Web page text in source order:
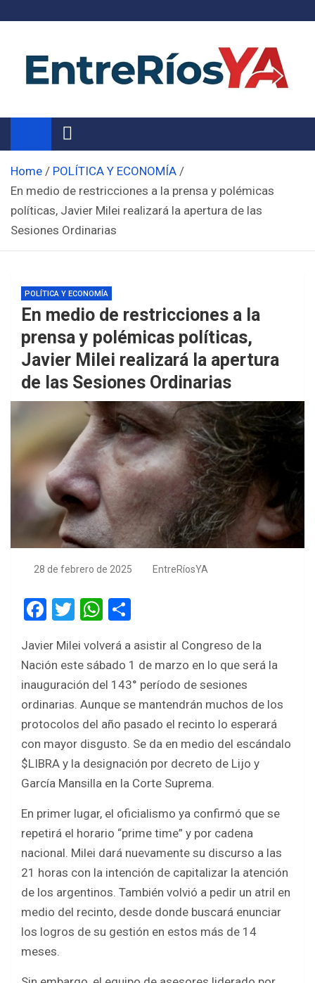
Noticias de Entre Ríos
Información de toda la provincia ahora
Home
POLÍTICA Y ECONOMÍA
En medio de restricciones a la prensa y polémicas
políticas, Javier Milei realizará la apertura de las
Sesiones Ordinarias
POLÍTICA Y ECONOMÍA
En medio de restricciones a la
prensa y polémicas políticas,
Javier Milei realizará la apertura
de las Sesiones Ordinarias
28 de febrero de 2025 EntreRíosYA
F
ce
b
o
o
k
T
tt
er
W
at
s
A
p
p
ar
e
Javier Milei volverá a asistir al Congreso de la
Nación este sábado 1 de marzo en lo que será la
inauguración del 143° período de sesiones
ordinarias. Aunque se mantendrán muchos de los
protocolos del año pasado el recinto lo esperará
con mayor disgusto. Se da en medio del escándalo
$LIBRA y la designación por decreto de Lijo y
García Mansilla en la Corte Suprema.
En primer lugar, el oficialismo ya confirmó que se
repetirá el horario “prime time” y por cadena
nacional. Milei dará nuevamente su discurso a las
21 horas con la intención de capitalizar la atención
de los argentinos. También volvió a pedir un atril en
medio del recinto, desde donde buscará enunciar
los logros de su gestión en estos más de 14
meses.